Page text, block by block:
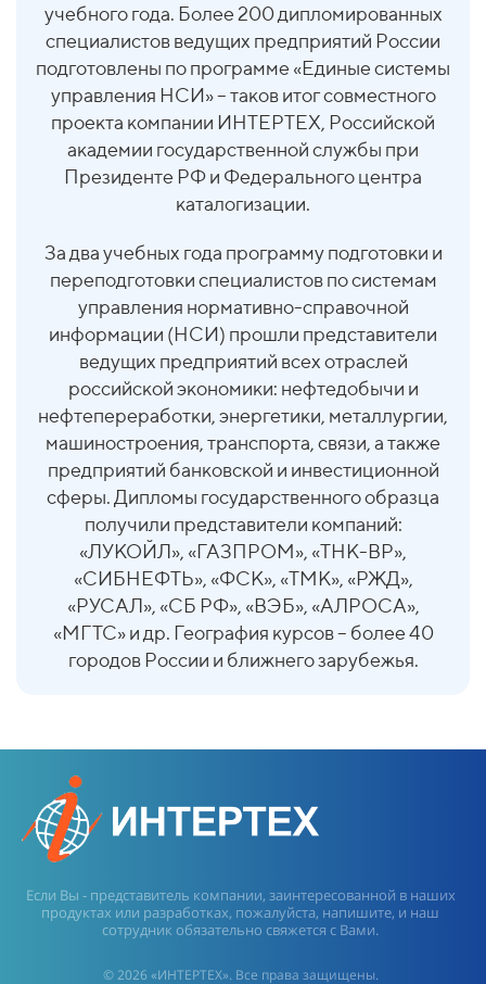
учебного года. Более 200 дипломированных
специалистов ведущих предприятий России
подготовлены по программе «Единые системы
управления НСИ» – таков итог совместного
проекта компании ИНТЕРТЕХ, Российской
академии государственной службы при
Президенте РФ и Федерального центра
каталогизации.
За два учебных года программу подготовки и
переподготовки специалистов по системам
управления нормативно-справочной
информации (НСИ) прошли представители
ведущих предприятий всех отраслей
российской экономики: нефтедобычи и
нефтепереработки, энергетики, металлургии,
машиностроения, транспорта, связи, а также
предприятий банковской и инвестиционной
сферы. Дипломы государственного образца
получили представители компаний:
«ЛУКОЙЛ», «ГАЗПРОМ», «ТНК-ВР»,
«СИБНЕФТЬ», «ФСК», «ТМК», «РЖД»,
«РУСАЛ», «СБ РФ», «ВЭБ», «АЛРОСА»,
«МГТС» и др. География курсов – более 40
городов России и ближнего зарубежья.
Если Вы - представитель компании, заинтересованной в наших
продуктах или разработках, пожалуйста, напишите, и наш
сотрудник обязательно свяжется с Вами.
© 2026 «ИНТЕРТЕХ». Все права защищены.